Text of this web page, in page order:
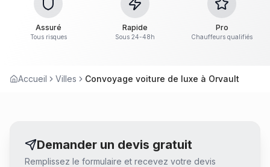
Assuré
Tous risques
Rapide
Sous 24-48h
Pro
Chauffeurs qualifiés
Accueil Villes Convoyage voiture de luxe à Orvault
Demander un devis gratuit
Remplissez le formulaire et recevez votre devis